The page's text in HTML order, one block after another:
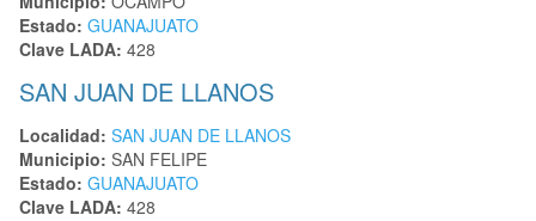
Estado: GUANAJUATO
Clave LADA: 428
SAN JUAN DE LLANOS
Localidad: SAN JUAN DE LLANOS
Municipio: SAN FELIPE
Estado: GUANAJUATO
Clave LADA: 428